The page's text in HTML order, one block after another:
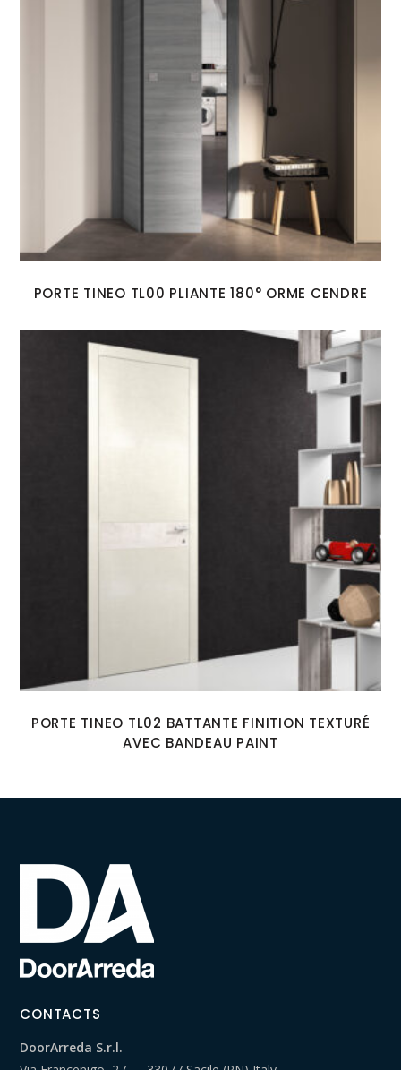
PORTE TINEO TL00 PLIANTE 180° ORME CENDRE
PORTE TINEO TL02 BATTANTE FINITION TEXTURÉ
AVEC BANDEAU PAINT
CONTACTS
DoorArreda S.r.l.